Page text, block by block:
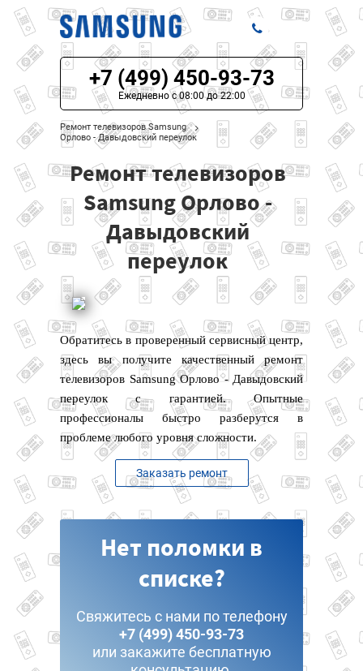
ЦЕНЫ НА РЕМОНТ
О СЕРВИСЕ
МОДЕЛИ SAMSUNG
НАШИ КОНТАКТЫ
+7 (499) 450-93-73
Ежедневно с 08:00 до 22:00
Ремонт телевизоров Samsung
Орлово - Давыдовский переулок
Ремонт телевизоров
Samsung Орлово -
Давыдовский
переулок
Обратитесь в проверенный сервисный центр,
здесь вы получите качественный ремонт
телевизоров Samsung Орлово - Давыдовский
переулок с гарантией. Опытные
профессионалы быстро разберутся в
проблеме любого уровня сложности.
Заказать ремонт
Нет поломки в
списке?
Свяжитесь с нами по телефону
+7 (499) 450-93-73
или закажите бесплатную